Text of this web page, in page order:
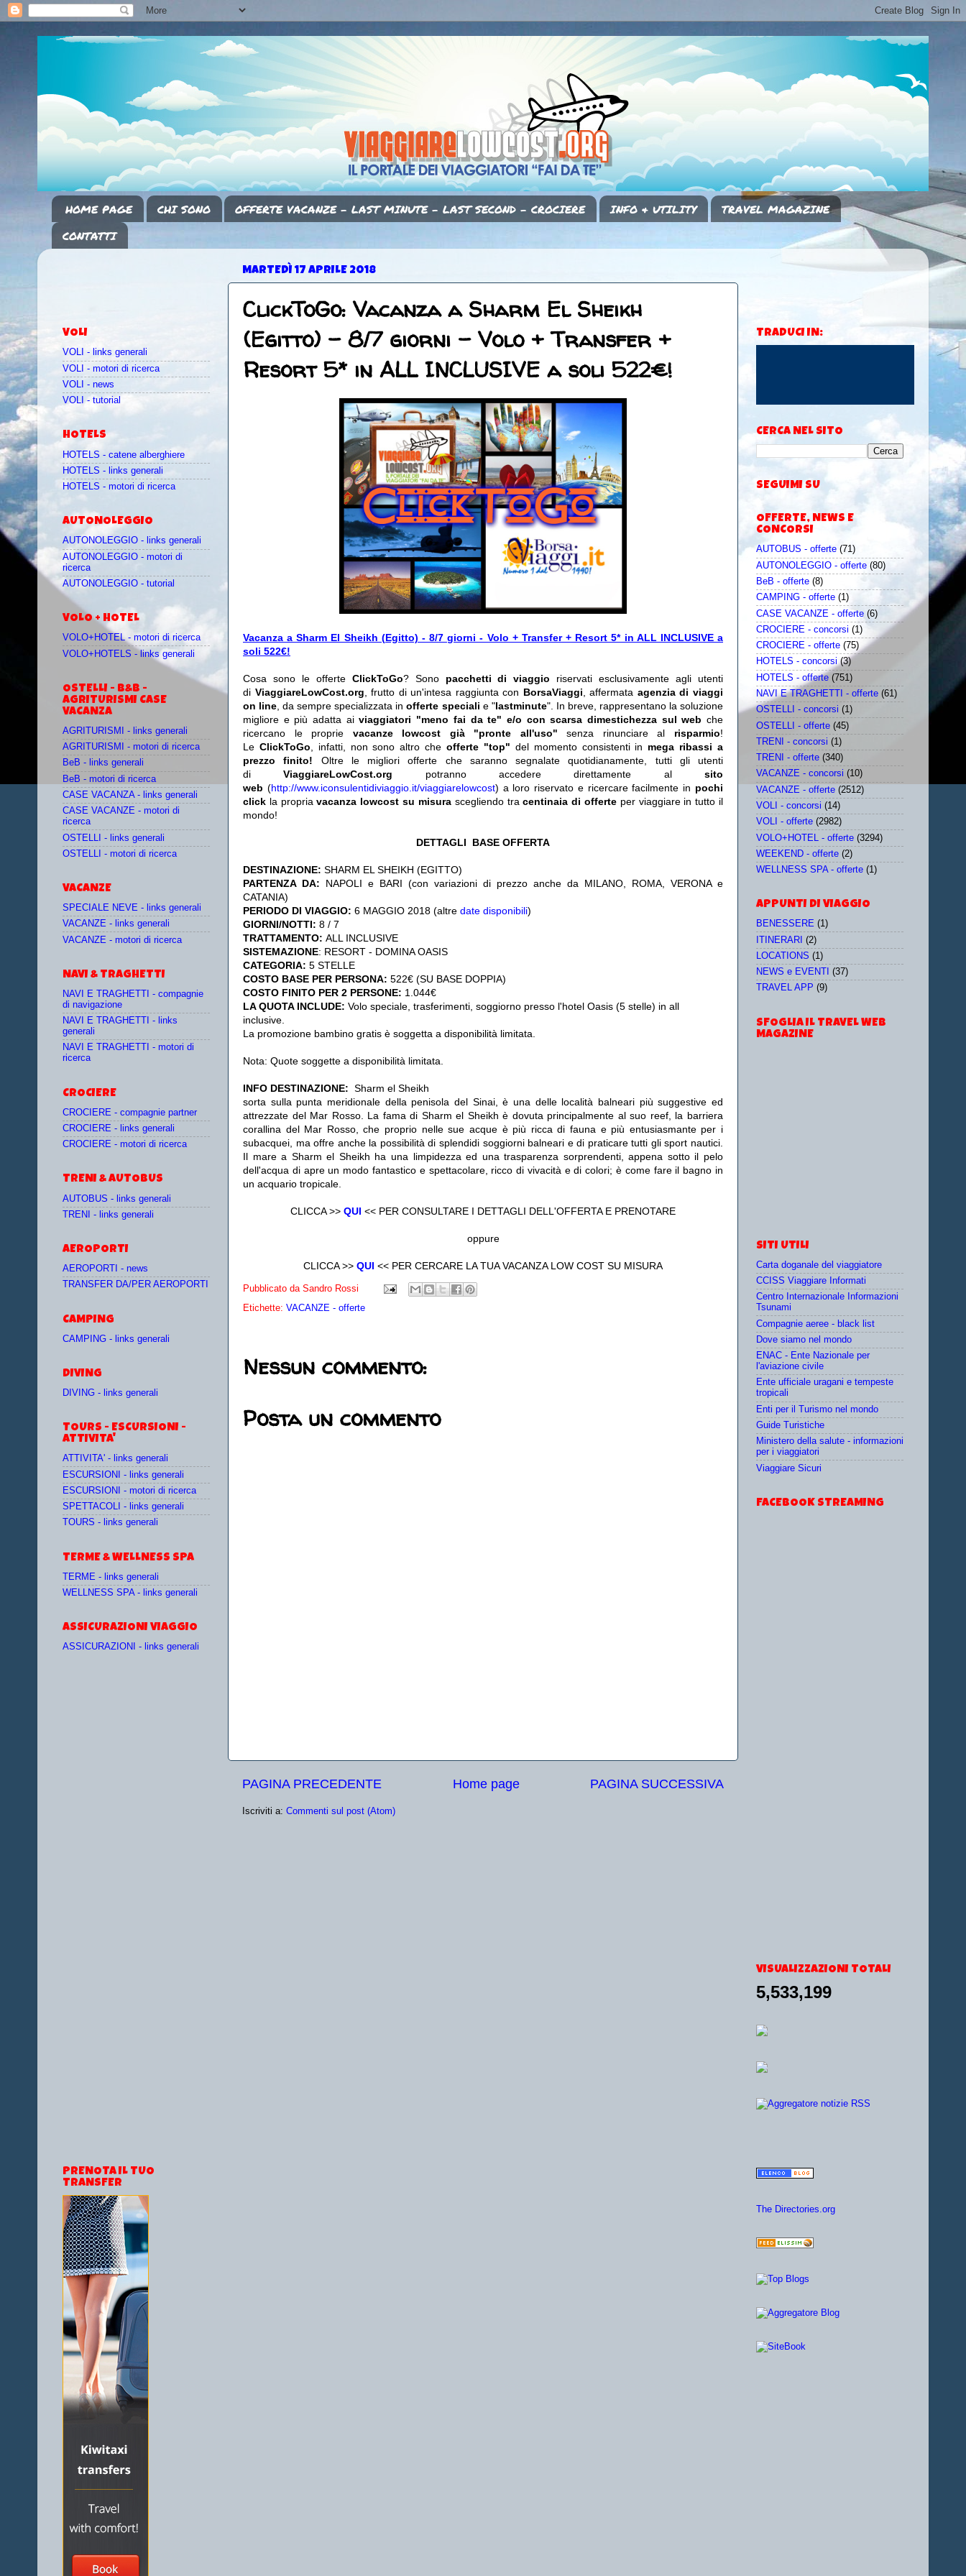
HOME PAGE CHI SONO OFFERTE VACANZE - LAST MINUTE - LAST SECOND - CROCIERE INFO & UTILITY
TRAVEL MAGAZINE
CONTATTI
MARTEDÌ 17 APRILE 2018
ClickToGo: Vacanza a Sharm El Sheikh
(Egitto) - 8/7 giorni - Volo + Transfer +
Resort 5* in ALL INCLUSIVE a soli 522€!
Vacanza a Sharm El Sheikh (Egitto) - 8/7 giorni - Volo + Transfer + Resort 5* in ALL INCLUSIVE a
soli 522€!
Cosa sono le offerte ClickToGo? Sono pacchetti di viaggio riservati esclusivamente agli utenti
di ViaggiareLowCost.org , frutto di un'intesa raggiunta con BorsaViaggi , affermata agenzia di viaggi
on line , da sempre specializzata in offerte speciali e "lastminute". In breve, rappresentano la soluzione
migliore e più adatta aiviaggiatori "meno fai da te" e/o con scarsa dimestichezza sul web che
ricercano le proprie vacanze lowcost già "pronte all'uso" senza rinunciare al risparmio!
Le ClickToGo , infatti, non sono altro cheofferte "top" del momento consistenti in mega ribassi a
prezzo finito! Oltre le migliori offerte che saranno segnalate quotidianamente, tutti gli utenti
diViaggiareLowCost.org potranno accedere direttamente alsito
web (http://www.iconsulentidiviaggio.it/viaggiarelowcost) a loro riservato e ricercare facilmente in pochi
click la propriavacanza lowcost su misurascegliendo tracentinaia di offerteper viaggiare in tutto il
mondo!
DETTAGLI BASE OFFERTA
DESTINAZIONE: SHARM EL SHEIKH (EGITTO)
PARTENZA DA: NAPOLI e BARI (con variazioni di prezzo anche da MILANO, ROMA, VERONA e
CATANIA)
PERIODO DI VIAGGIO: 6 MAGGIO 2018 (altre date disponibili)
GIORNI/NOTTI: 8 / 7
TRATTAMENTO: ALL INCLUSIVE
SISTEMAZIONE: RESORT - DOMINA OASIS
CATEGORIA: 5 STELLE
COSTO BASE PER PERSONA: 522€ (SU BASE DOPPIA)
COSTO FINITO PER 2 PERSONE: 1.044€
LA QUOTA INCLUDE: Volo speciale, trasferimenti, soggiorno presso l'hotel Oasis (5 stelle) in all
inclusive.
La promozione bambino gratis è soggetta a disponibilità limitata.
Nota: Quote soggette a disponibilità limitata.
INFO DESTINAZIONE: Sharm el Sheikh
sorta sulla punta meridionale della penisola del Sinai, è una delle località balneari più suggestive ed
attrezzate del Mar Rosso. La fama di Sharm el Sheikh è dovuta principalmente al suo reef, la barriera
corallina del Mar Rosso, che proprio nelle sue acque è più ricca di fauna e più entusiasmante per i
subacquei, ma offre anche la possibilità di splendidi soggiorni balneari e di praticare tutti gli sport nautici.
Il mare a Sharm el Sheikh ha una limpidezza ed una trasparenza sorprendenti, appena sotto il pelo
dell'acqua di apre un modo fantastico e spettacolare, ricco di vivacità e di colori; è come fare il bagno in
un acquario tropicale.
CLICCA >> QUI << PER CONSULTARE I DETTAGLI DELL'OFFERTA E PRENOTARE
oppure
CLICCA >> QUI << PER CERCARE LA TUA VACANZA LOW COST SU MISURA
Pubblicato da Sandro Rossi
Etichette: VACANZE - offerte
Nessun commento:
Posta un commento
PAGINA PRECEDENTE PAGINA SUCCESSIVA
Home page
Iscriviti a: Commenti sul post (Atom)
VOLI
VOLI - links generali
VOLI - motori di ricerca
VOLI - news
VOLI - tutorial
HOTELS
HOTELS - catene alberghiere
HOTELS - links generali
HOTELS - motori di ricerca
AUTONOLEGGIO
AUTONOLEGGIO - links generali
AUTONOLEGGIO - motori di
ricerca
AUTONOLEGGIO - tutorial
VOLO + HOTEL
VOLO+HOTEL - motori di ricerca
VOLO+HOTELS - links generali
OSTELLI - B&B -
AGRITURISMI CASE
VACANZA
AGRITURISMI - links generali
AGRITURISMI - motori di ricerca
BeB - links generali
BeB - motori di ricerca
CASE VACANZA - links generali
CASE VACANZE - motori di
ricerca
OSTELLI - links generali
OSTELLI - motori di ricerca
VACANZE
SPECIALE NEVE - links generali
VACANZE - links generali
VACANZE - motori di ricerca
NAVI & TRAGHETTI
NAVI E TRAGHETTI - compagnie
di navigazione
NAVI E TRAGHETTI - links
generali
NAVI E TRAGHETTI - motori di
ricerca
CROCIERE
CROCIERE - compagnie partner
CROCIERE - links generali
CROCIERE - motori di ricerca
TRENI & AUTOBUS
AUTOBUS - links generali
TRENI - links generali
AEROPORTI
AEROPORTI - news
TRANSFER DA/PER AEROPORTI
CAMPING
CAMPING - links generali
DIVING
DIVING - links generali
TOURS - ESCURSIONI -
ATTIVITA'
ATTIVITA' - links generali
ESCURSIONI - links generali
ESCURSIONI - motori di ricerca
SPETTACOLI - links generali
TOURS - links generali
TERME & WELLNESS SPA
TERME - links generali
WELLNESS SPA - links generali
ASSICURAZIONI VIAGGIO
ASSICURAZIONI - links generali
PRENOTA IL TUO
TRANSFER
TRADUCI IN:
CERCA NEL SITO
SEGUIMI SU
OFFERTE, NEWS E
CONCORSI
AUTOBUS - offerte (71)
AUTONOLEGGIO - offerte (80)
BeB - offerte (8)
CAMPING - offerte (1)
CASE VACANZE - offerte (6)
CROCIERE - concorsi (1)
CROCIERE - offerte (75)
HOTELS - concorsi (3)
HOTELS - offerte (751)
NAVI E TRAGHETTI - offerte (61)
OSTELLI - concorsi (1)
OSTELLI - offerte (45)
TRENI - concorsi (1)
TRENI - offerte (340)
VACANZE - concorsi (10)
VACANZE - offerte (2512)
VOLI - concorsi (14)
VOLI - offerte (2982)
VOLO+HOTEL - offerte (3294)
WEEKEND - offerte (2)
WELLNESS SPA - offerte (1)
APPUNTI DI VIAGGIO
BENESSERE (1)
ITINERARI (2)
LOCATIONS (1)
NEWS e EVENTI
(37)
TRAVEL APP (9)
SFOGLIA IL TRAVEL WEB
MAGAZINE
SITI UTILI
Carta doganale del viaggiatore
CCISS Viaggiare Informati
Centro Internazionale Informazioni
Tsunami
Compagnie aeree - black list
Dove siamo nel mondo
ENAC - Ente Nazionale per
l'aviazione civile
Ente ufficiale uragani e tempeste
tropicali
Enti per il Turismo nel mondo
Guide Turistiche
Ministero della salute - informazioni
per i viaggiatori
Viaggiare Sicuri
FACEBOOK STREAMING
VISUALIZZAZIONI TOTALI
5,533,199
The Directories.org